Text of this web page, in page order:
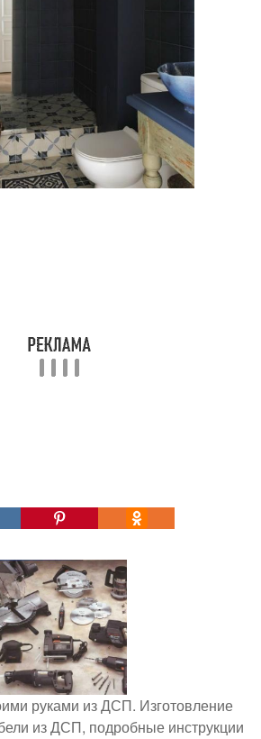
руками из ДСП. Изготовление
из ДСП, подробные инструкции